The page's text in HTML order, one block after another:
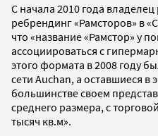
С начала 2010 года
ребрендинг «Рамсторов» в
что «название «Рамстор» у
ассоциироваться с
этого формата в 2008 году
сети Auchan, а оставшиеся в
большинстве своем
среднего размера, с
тысяч кв.м».